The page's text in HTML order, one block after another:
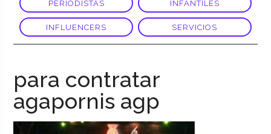
PERIODISTAS INFANTILES
INFLUENCERS SERVICIOS
para contratar
agapornis agp